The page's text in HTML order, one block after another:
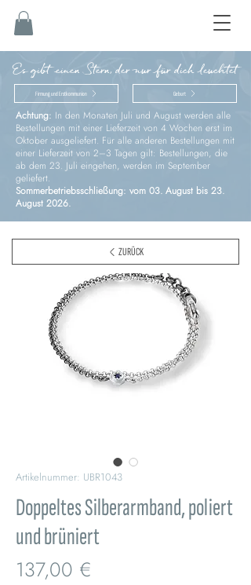
Es gibt einen Stern, der nur für dich leuchtet
Firmung und Erstkommunion Geburt
Achtung: In den Monaten Juli und August werden alle
Bestellungen mit einer Lieferzeit von 4 Wochen erst im
Oktober ausgeliefert. Für alle anderen Bestellungen mit
einer Lieferzeit von 2–3 Tagen gilt: Bestellungen, die
ab dem 23. Juli eingehen, werden im September
geliefert.
Sommerbetriebsschließung: vom 03. August bis 23.
August 2026.
Artikelnummer: UBR1043
Doppeltes Silberarmband, poliert
und brüniert
137,00 €
ZURÜCK